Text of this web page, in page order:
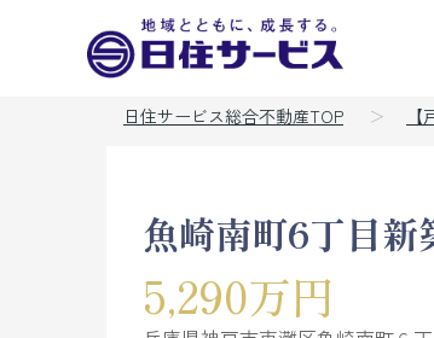
日住サービス総合不動産TOP
魚崎南町6丁目新
5,290万円